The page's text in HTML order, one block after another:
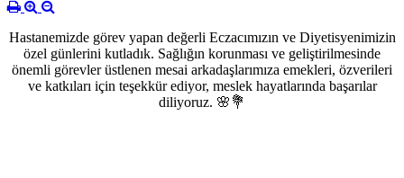
Hastanemizde görev yapan değerli Eczacımızın ve Diyetisyenimizin
özel günlerini kutladık. Sağlığın korunması ve geliştirilmesinde
önemli görevler üstlenen mesai arkadaşlarımıza emekleri, özverileri
ve katkıları için teşekkür ediyor, meslek hayatlarında başarılar
diliyoruz. 🌸💐